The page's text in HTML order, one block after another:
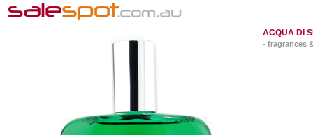
ACQUA DI
- fragrances